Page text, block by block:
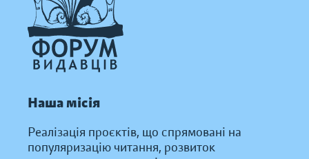
Наша місія
Реалізація проєктів, що спрямовані на
популяризацію читання, розвиток